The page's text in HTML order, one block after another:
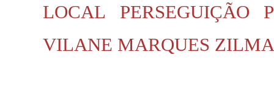
LOCAL
PERSEGUIÇÃO
VILANE MARQUES